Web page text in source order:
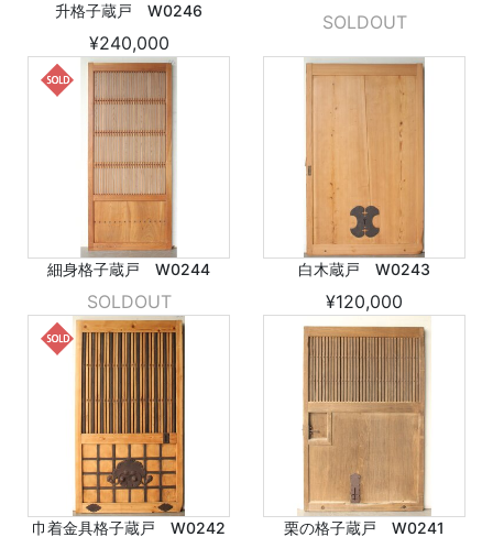
升格子蔵戸 W0246
¥240,000
SOLDOUT
細身格子蔵戸 W0244
SOLDOUT
白木蔵戸 W0243
¥120,000
巾着金具格子蔵戸 W0242 栗の格子蔵戸 W0241